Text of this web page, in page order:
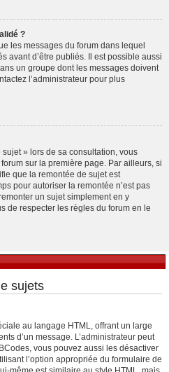
?
les messages du forum dans lequel
avant d’être publiés. Il est possible aussi
un groupe dont les messages doivent
l’administrateur pour plus
» lors de sa consultation, vous
sur la première page. Par ailleurs, si
que la remontée de sujet est
pour autoriser la remontée n’est pas
un sujet simplement en y
de respecter les règles du forum en le
sujets
au langage HTML, offrant un large
d’un message. L’administrateur peut
vous pouvez aussi les désactiver
l’option appropriée du formulaire de